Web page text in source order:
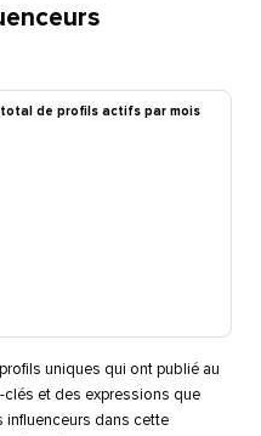
de profils actifs par mois​​
uniques qui ont publié au
et des expressions que
influenceurs dans cette